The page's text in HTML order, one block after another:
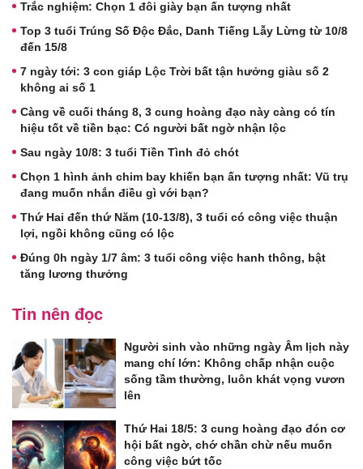
Trắc nghiệm: Chọn 1 đôi giày bạn ấn tượng nhất
Top 3 tuổi Trúng Số Độc Đắc, Danh Tiếng Lẫy Lừng từ 10/8
đến 15/8
7 ngày tới: 3 con giáp Lộc Trời bất tận hưởng giàu số 2
không ai số 1
Càng về cuối tháng 8, 3 cung hoàng đạo này càng có tín
hiệu tốt về tiền bạc: Có người bất ngờ nhận lộc
Sau ngày 10/8: 3 tuổi Tiền Tình đỏ chót
Chọn 1 hình ảnh chim bay khiến bạn ấn tượng nhất: Vũ trụ
đang muốn nhắn điều gì với bạn?
Thứ Hai đến thứ Năm (10-13/8), 3 tuổi có công việc thuận
lợi, ngồi không cũng có lộc
Đúng 0h ngày 1/7 âm: 3 tuổi công việc hanh thông, bật
tăng lương thưởng
Tin nên đọc
Người sinh vào những ngày Âm lịch này
mang chí lớn: Không chấp nhận cuộc
sống tầm thường, luôn khát vọng vươn
lên
Thứ Hai 18/5: 3 cung hoàng đạo đón cơ
hội bất ngờ, chớ chần chừ nếu muốn
công việc bứt tốc